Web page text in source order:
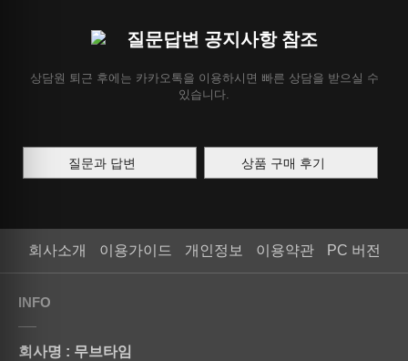
질문답변 공지사항 참조
상담원 퇴근 후에는 카카오톡을 이용하시면 빠른 상담을 받으실 수
있습니다.
질문과 답변 상품 구매 후기
회사소개 이용가이드 개인정보 이용약관 PC 버전
INFO
회사명 : 무브타임